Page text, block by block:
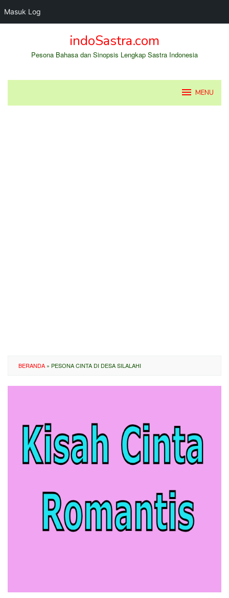
Masuk Log
indoSastra.com
Pesona Bahasa dan Sinopsis Lengkap Sastra Indonesia
MENU
BERANDA » PESONA CINTA DI DESA SILALAHI